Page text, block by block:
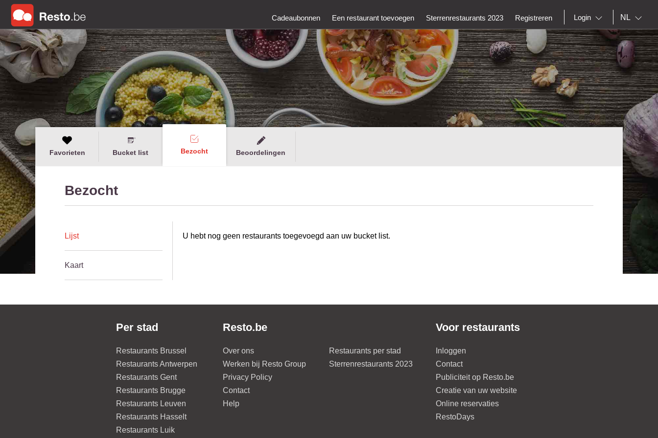
Cadeaubonnen Een restaurant toevoegen Sterrenrestaurants 2023 Registreren Login NL
Favorieten Bucket list Bezocht Beoordelingen
Bezocht
Lijst
Kaart
U hebt nog geen restaurants toegevoegd aan uw bucket list.
Per stad
Restaurants Brussel
Restaurants Antwerpen
Restaurants Gent
Restaurants Brugge
Restaurants Leuven
Restaurants Hasselt
Restaurants Luik
Resto.be
Over ons
Werken bij Resto Group
Privacy Policy
Contact
Help
Restaurants per stad
Sterrenrestaurants 2023
Voor restaurants
Inloggen
Contact
Publiciteit op Resto.be
Creatie van uw website
Online reservaties
RestoDays